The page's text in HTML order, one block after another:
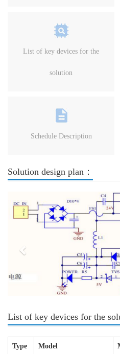
List of key devices for the
solution
Schedule Description
Solution design plan：
List of key devices for the
Type Model